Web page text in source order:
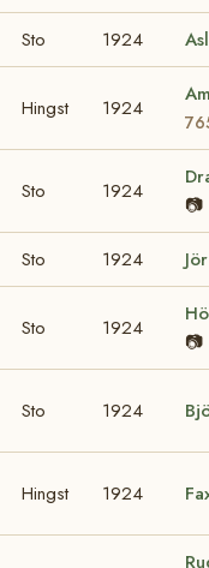
Sto 1924
Hingst 1924
Sto 1924
📷
Sto 1924
Sto 1924
📷
Sto 1924
Hingst 1924